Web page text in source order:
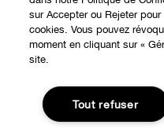
EXPÉRIENCE EN LIGNE
Programme de Fidélité
À PROPOS
sur Accepter ou Rejeter
cookies. Vous pouvez
moment en cliquant sur «
site.
Tout refuser